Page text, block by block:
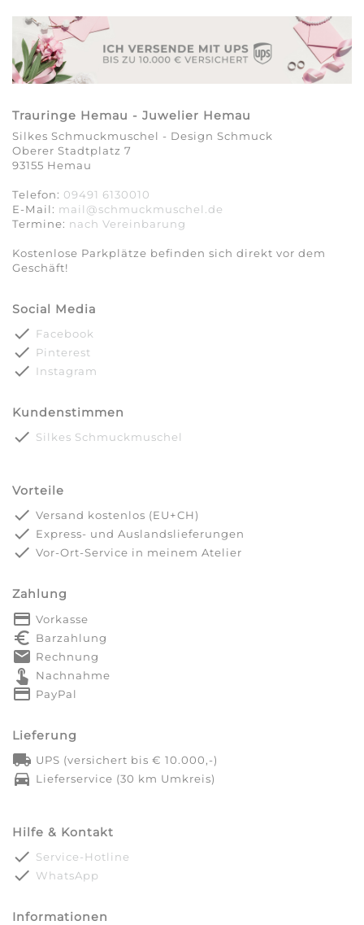
Trauringe Hemau - Juwelier Hemau
Silkes Schmuckmuschel - Design Schmuck
Oberer Stadtplatz 7
93155 Hemau
Telefon: 09491 6130010
E-Mail: mail@schmuckmuschel.de
Termine: nach Vereinbarung​​​​​​​
Kostenlose Parkplätze befinden sich direkt vor dem
Geschäft!
Social Media
done Facebook
done Pinterest
done Instagram
Kundenstimmen
done Silkes Schmuckmuschel
Vorteile
done Versand kostenlos (EU+CH)
done Express- und Auslandslieferungen
done Vor-Ort-Service in meinem Atelier
Zahlung
payment Vorkasse
euro_symbol Barzahlung
markunread Rechnung
touch_app Nachnahme
credit_card PayPal
Lieferung
local_shipping UPS (versichert bis € 10.000,-)
directions_car Lieferservice (30 km Umkreis)
Hilfe & Kontakt
done Service-Hotline
done WhatsApp
Informationen